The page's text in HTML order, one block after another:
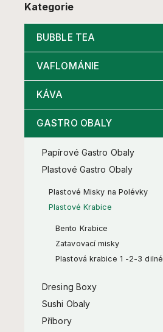
Kategorie
BUBBLE TEA
VAFLOMÁNIE
KÁVA
GASTRO OBALY
Papírové Gastro Obaly
Plastové Gastro Obaly
Plastové Misky na Polévky
Plastové Krabice
Bento Krabice
Zatavovací misky
Plastová krabice 1 -2-3 dilné
Dresing Boxy
Sushi Obaly
Příbory